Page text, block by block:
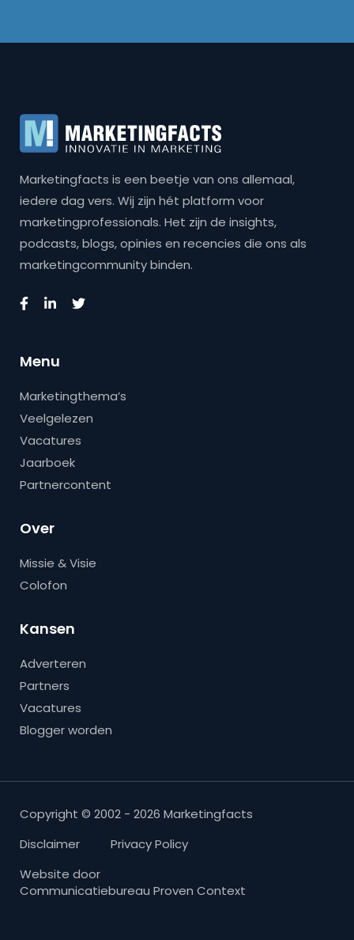
Marketingfacts is een beetje van ons allemaal,
iedere dag vers. Wij zijn hét platform voor
marketingprofessionals. Het zijn de insights,
podcasts, blogs, opinies en recencies die ons als
marketingcommunity binden.
Menu
Marketingthema’s
Veelgelezen
Vacatures
Jaarboek
Partnercontent
Over
Missie & Visie
Colofon
Kansen
Adverteren
Partners
Vacatures
Blogger worden
Copyright © 2002 - 2026 Marketingfacts
Disclaimer
Privacy Policy
Website door
Communicatiebureau Proven Context